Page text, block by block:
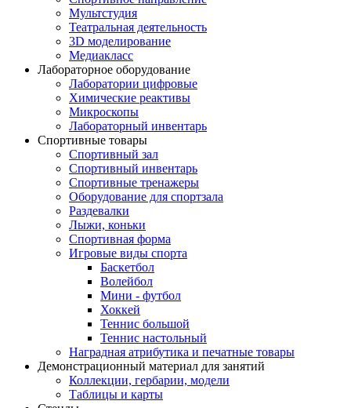
Мультстудия
Театральная деятельность
3D моделирование
Медиакласс
Лабораторное оборудование
Лаборатории цифровые
Химические реактивы
Микроскопы
Лабораторный инвентарь
Спортивные товары
Спортивный зал
Спортивный инвентарь
Спортивные тренажеры
Оборудование для спортзала
Раздевалки
Лыжи, коньки
Спортивная форма
Игровые виды спорта
Баскетбол
Волейбол
Мини - футбол
Хоккей
Теннис большой
Теннис настольный
Наградная атрибутика и печатные товары
Демонстрационный материал для занятий
Коллекции, гербарии, модели
Таблицы и карты